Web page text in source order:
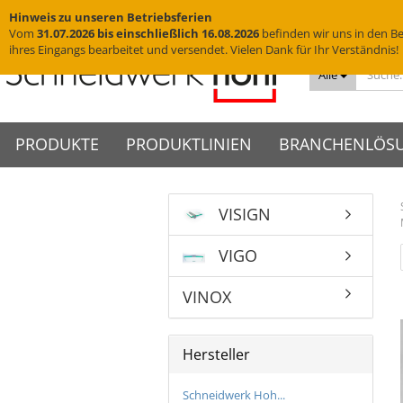
Alle
Hinweis zu unseren Betriebsferien
Vom 31.07.2026 bis einschließlich 16.08.2026 befinden wir uns in den
ihres Eingangs bearbeitet und versendet. Vielen Dank für Ihr Verständnis!
PRODUKTE
Wandschilder
Fahnenschilder
WC-Schilder
Glasschilder
Edelstahlschilder
PRODUKTLINIEN
VIGO Wandschilder - Indoor
Outdoor
VIGO Fahnenschilder
VIGO Tischaufsteller
Praxisschilder
VISIGN
VIGO
VINOX
Hersteller
Schneidwerk Hoh...